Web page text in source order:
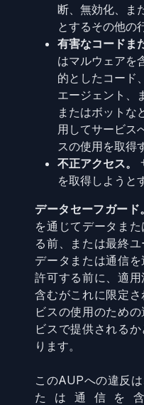
断、無効化、ま
とするその他の
有害なコードま
はマルウェアを
的としたコード
エージェント、
またはボットな
用してサービス
スの使用を取得
不正アクセス。
を取得しようと
データセーフガード。
を通じてデータま
る前、または最終
データまたは通信
許可する前に、適
含むがこれに限定
ビスの使用のため
ビスで提供される
ります。
このAUPへの違反
たは通信を